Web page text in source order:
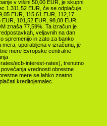
v višini 50,00 EUR, je skupni
1.311,52 EUR, če se odplačuje
EUR, 115,61 EUR, 112,17
101,52 EUR, 98,08 EUR,
znaša 77,59%. Ta izračun je
veljavnih na dan
spremenijo in zato za banko
uporabljena v izračunu, je
mere Evropske centralne
ecb-interest-rates), trenutno
vrednosti obrestne
mere se lahko znatno
kreditojemalec.